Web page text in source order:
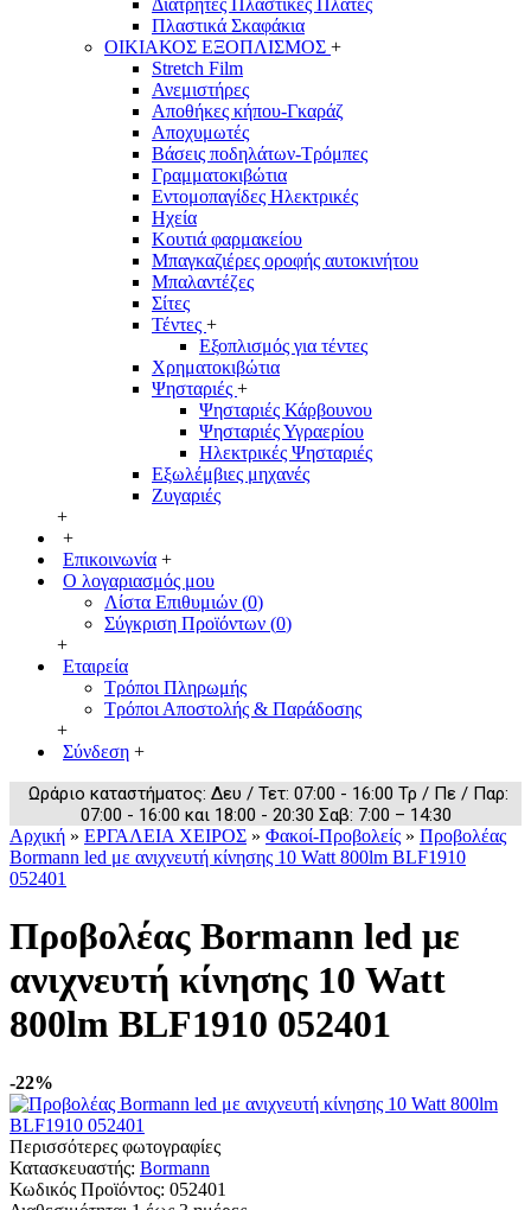
Διάτρητες Πλαστικές Πλάτες
Πλαστικά Σκαφάκια
ΟΙΚΙΑΚΟΣ ΕΞΟΠΛΙΣΜΟΣ +
Stretch Film
Ανεμιστήρες
Αποθήκες κήπου-Γκαράζ
Αποχυμωτές
Βάσεις ποδηλάτων-Τρόμπες
Γραμματοκιβώτια
Εντομοπαγίδες Ηλεκτρικές
Ηχεία
Κουτιά φαρμακείου
Μπαγκαζιέρες οροφής αυτοκινήτου
Μπαλαντέζες
Σίτες
Τέντες +
Εξοπλισμός για τέντες
Χρηματοκιβώτια
Ψησταριές +
Ψησταριές Κάρβουνου
Ψησταριές Υγραερίου
Ηλεκτρικές Ψησταριές
Εξωλέμβιες μηχανές
Ζυγαριές
+
+
Επικοινωνία +
Ο λογαριασμός μου
Λίστα Επιθυμιών (0)
Σύγκριση Προϊόντων (0)
+
Εταιρεία
Τρόποι Πληρωμής
Τρόποι Αποστολής & Παράδοσης
+
Σύνδεση +
Ωράριο καταστήματος: Δευ / Τετ: 07:00 - 16:00 Τρ / Πε / Παρ:
07:00 - 16:00 και 18:00 - 20:30 Σαβ: 7:00 – 14:30
Αρχική » ΕΡΓΑΛΕΙΑ ΧΕΙΡΟΣ » Φακοί-Προβολείς » Προβολέας
Bormann led με ανιχνευτή κίνησης 10 Watt 800lm BLF1910
052401
Προβολέας Bormann led με
ανιχνευτή κίνησης 10 Watt
800lm BLF1910 052401
-22%
Περισσότερες φωτογραφίες
Κατασκευαστής: Bormann
Κωδικός Προϊόντος: 052401